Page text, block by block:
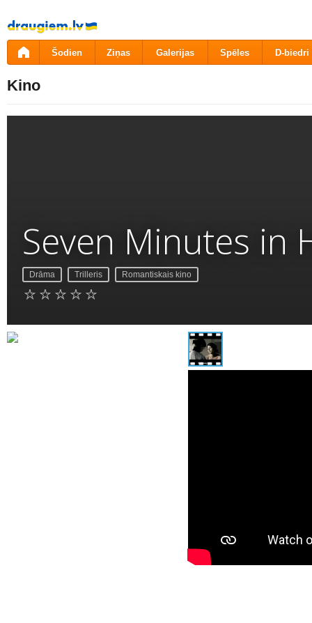
Pāriet
uz
saturu
Šodien Ziņas Galerijas Spēles D-biedri
Kino
Seven Minutes in
Drāma Trilleris Romantiskais kino